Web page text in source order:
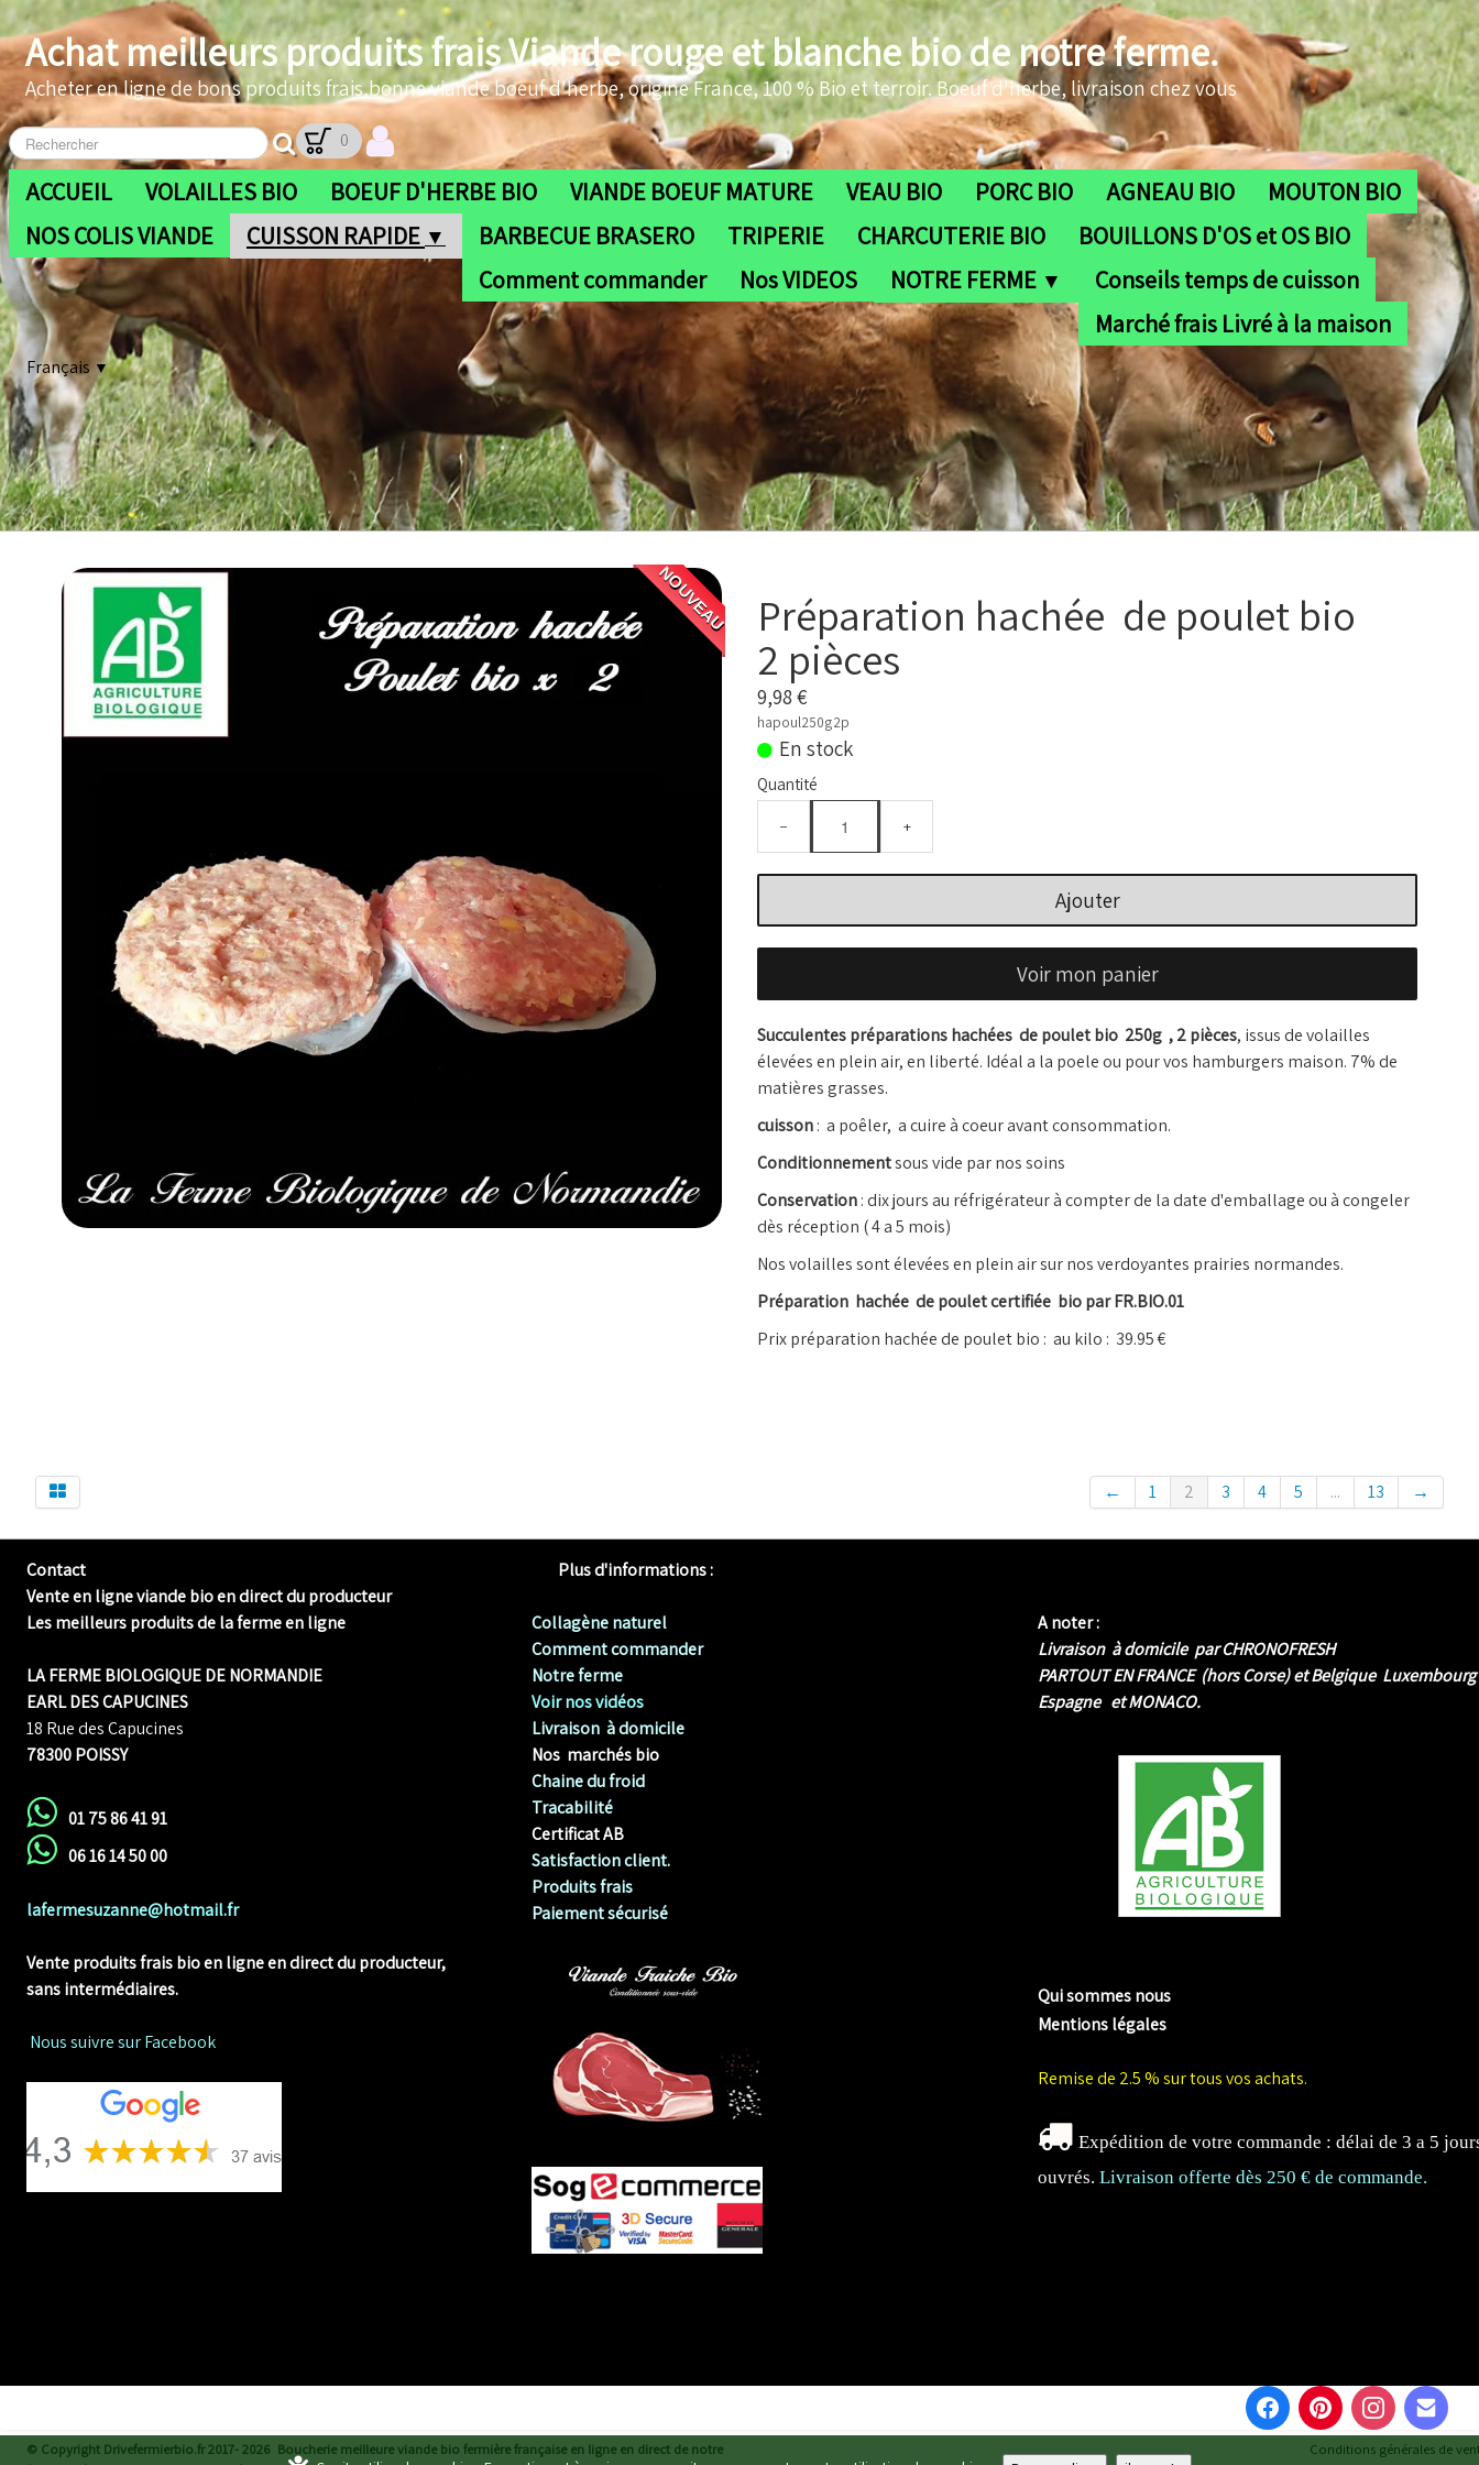
Achat meilleurs produits frais Viande rouge et blanche bio de notre ferme.
Acheter en ligne de bons produits frais,bonne viande boeuf d'herbe, origine France, 100 % Bio et terroir. Boeuf d'herbe, livraison chez vous
0
ACCUEIL VOLAILLES BIO BOEUF D'HERBE BIO VIANDE BOEUF MATURE VEAU BIO PORC BIO AGNEAU BIO
MOUTON BIO
NOS COLIS VIANDE
CUISSON RAPIDE ▼ BARBECUE BRASERO TRIPERIE CHARCUTERIE BIO
BOUILLONS D'OS et OS BIO
Comment commander
Nos VIDEOS NOTRE FERME ▼
Conseils temps de cuisson
Marché frais Livré à la maison
Français▼
NOUVEAU
Préparation hachée de poulet bio
2 pièces
9,98 €
hapoul250g2p
En stock
Quantité
− +
Ajouter
Voir mon panier
Succulentes préparations hachées de poulet bio 250g , 2 pièces, issus de volailles
élevées en plein air, en liberté. Idéal a la poele ou pour vos hamburgers maison. 7% de
matières grasses.
cuisson: a poêler, a cuire à coeur avant consommation.
Conditionnementsous vide par nos soins
Conservation: dix jours au réfrigérateur à compter de la date d'emballage ou à congeler
dès réception ( 4 a 5 mois)
Nos volailles sont élevées en plein air sur nos verdoyantes prairies normandes.
Préparation hachée de poulet certifiée bio par FR.BIO.01
Prix préparation hachée de poulet bio : au kilo : 39.95 €
← 1 2 3 4 5 ... 13 →
Contact
Vente en ligne viande bio en direct du producteur
Les meilleurs produits de la ferme en ligne
LA FERME BIOLOGIQUE DE NORMANDIE
EARL DES CAPUCINES
18 Rue des Capucines
78300 POISSY
01 75 86 41 91
06 16 14 50 00
lafermesuzanne@hotmail.fr
Vente produits frais bio en ligneen direct du producteur,
sans intermédiaires.
Nous suivre sur Facebook
Plus d'informations :
Collagène naturel
Comment commander
Notre ferme
Voir nos vidéos
Livraison à domicile
Nos marchés bio
Chaine du froid
Tracabilité
Certificat AB
Satisfaction client.
Produits frais
Paiement sécurisé
A noter :
Livraison à domicile par CHRONOFRESH
PARTOUT EN FRANCE (hors Corse) et Belgique Luxembourg
Espagne et MONACO.
Qui sommes nous
Mentions légales
Remise de 2.5 % sur tous vos achats.
Expédition de votre commande : délai de 3 a 5
ouvrés. Livraison offerte dès 250 € de commande.
© Copyright Drivefermierbio.fr 2017- 2026 Boucherie meilleure viande bio fermière française en ligne en direct de notre
Conditions générales de